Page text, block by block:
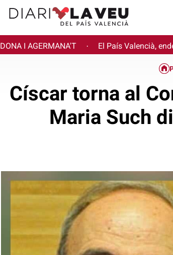
DONA I AGERMANA'T · El País Valencià,
Císcar torna al
Maria Such